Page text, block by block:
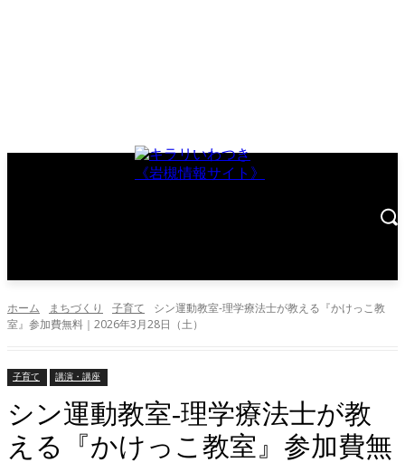
ホーム まちづくり 子育て
シン運動教室-理学療法士が教える『かけっこ教
室』参加費無料｜2026年3月28日（土）
子育て 講演・講座
シン運動教室-理学療法士が教
える『かけっこ教室』参加費無